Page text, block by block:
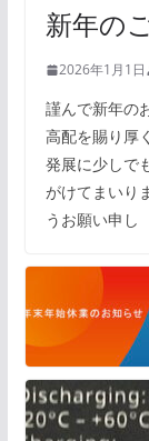
新年の
2026年1月1日
謹んで新年の
高配を賜り厚
発展に少しで
がけてまいり
うお願い申し